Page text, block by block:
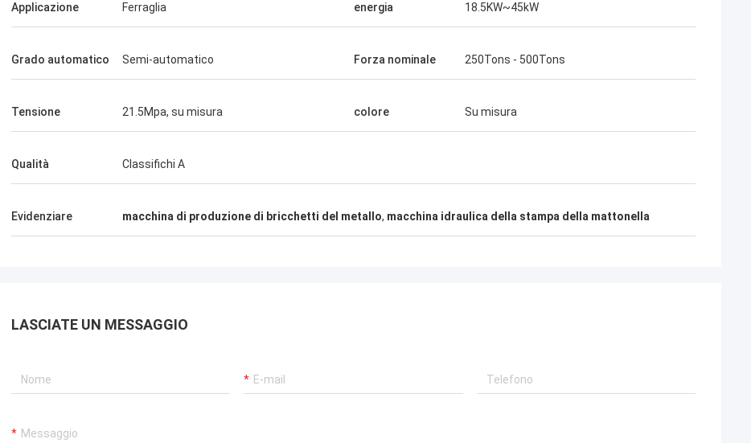
funziona molto bene.
Applicazione Ferraglia energia 18.5KW~45kW
Grado automatico Semi-automatico Forza nominale 250Tons - 500Tons
Tensione 21.5Mpa, su misura colore Su misura
Qualità Classifichi A
Evidenziare macchina di produzione di bricchetti del metallo, macchina idraulica della stampa della mattonella
LASCIATE UN MESSAGGIO